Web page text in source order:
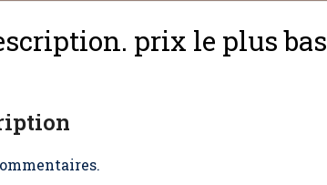
prix le plus bas